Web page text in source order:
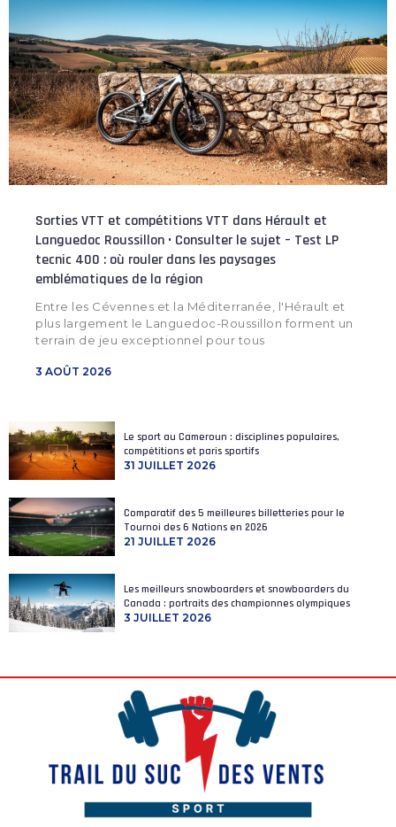
Sorties VTT et compétitions VTT dans Hérault et
Languedoc Roussillon • Consulter le sujet – Test LP
tecnic 400 : où rouler dans les paysages
emblématiques de la région
Entre les Cévennes et la Méditerranée, l'Hérault et
plus largement le Languedoc-Roussillon forment un
terrain de jeu exceptionnel pour tous
3 AOÛT 2026
Le sport au Cameroun : disciplines populaires,
compétitions et paris sportifs
31 JUILLET 2026
Comparatif des 5 meilleures billetteries pour le
Tournoi des 6 Nations en 2026
21 JUILLET 2026
Les meilleurs snowboarders et snowboarders du
Canada : portraits des championnes olympiques
3 JUILLET 2026